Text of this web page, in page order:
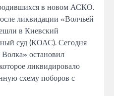
в новом АСКО.
ликвидации «Волчьей
в Киевский
суд(КОАС).Сегодня
остановил
ликвидировало
схему поборов с